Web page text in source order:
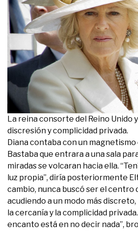
La reina consorte del Reino Unido
discresión y complicidad privada.
Diana contaba con un
Bastaba que entrara a una sala
miradas se volcaran hacia ella.
luz propia”, diría posteriormente
cambio, nunca buscó ser el centro
acudiendo a un modo más
la cercanía y la complicidad privada.
encanto está en no decir nada”,